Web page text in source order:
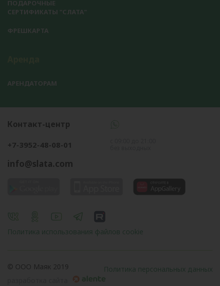
ПОДАРОЧНЫЕ
СЕРТИФИКАТЫ "СЛАТА"
ФРЕШКАРТА
АРЕНДАТОРАМ
Контакт-центр
+7-3952-48-08-01
info@slata.com
Политика использования файлов cookie
© OOO Маяк 2019
Политика персональных данных